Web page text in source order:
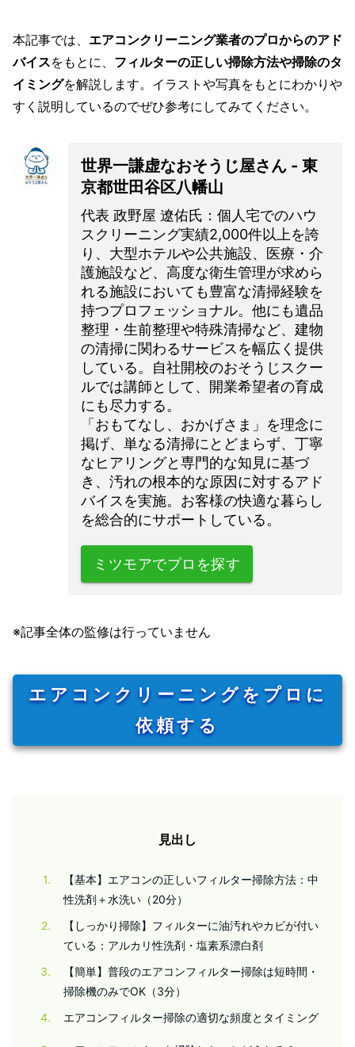
本記事では、 エアコンクリーニング業者のプロからのアド
バイスをもとに、 フィルターの正しい掃除方法や掃除のタ
イミングを解説します。イラストや写真をもとにわかりや
すく説明しているのでぜひ参考にしてみてください。
世界一謙虚なおそうじ屋さん - 東
京都世田谷区八幡山
代表 政野屋 遼佑氏：個人宅でのハウ
スクリーニング実績2,000件以上を誇
り、大型ホテルや公共施設、医療・介
護施設など、高度な衛生管理が求めら
れる施設においても豊富な清掃経験を
持つプロフェッショナル。他にも遺品
整理・生前整理や特殊清掃など、建物
の清掃に関わるサービスを幅広く提供
している。自社開校のおそうじスクー
ルでは講師として、開業希望者の育成
にも尽力する。
「おもてなし、おかげさま」を理念に
掲げ、単なる清掃にとどまらず、丁寧
なヒアリングと専門的な知見に基づ
き、汚れの根本的な原因に対するアド
バイスを実施。お客様の快適な暮らし
を総合的にサポートしている。
ミツモアでプロを探す
※記事全体の監修は行っていません
エアコンクリーニングをプロに
依頼する
見出し
1
【基本】エアコンの正しいフィルター掃除方法：中
性洗剤＋水洗い（20分）
2
【しっかり掃除】フィルターに油汚れやカビが付い
ている：アルカリ性洗剤・塩素系漂白剤
3
【簡単】普段のエアコンフィルター掃除は短時間・
掃除機のみでOK（3分）
4
エアコンフィルター掃除の適切な頻度とタイミング